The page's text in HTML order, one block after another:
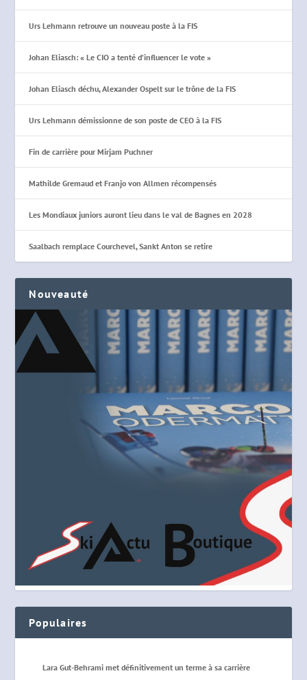
Urs Lehmann retrouve un nouveau poste à la FIS
Johan Eliasch: « Le CIO a tenté d’influencer le vote »
Johan Eliasch déchu, Alexander Ospelt sur le trône de la FIS
Urs Lehmann démissionne de son poste de CEO à la FIS
Fin de carrière pour Mirjam Puchner
Mathilde Gremaud et Franjo von Allmen récompensés
Les Mondiaux juniors auront lieu dans le val de Bagnes en 2028
Saalbach remplace Courchevel, Sankt Anton se retire
Nouveauté
Populaires
Lara Gut-Behrami met définitivement un terme à sa carrière